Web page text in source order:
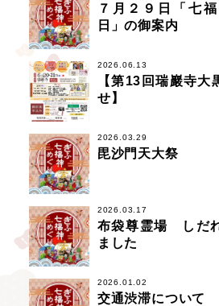
７月２９日「七
日」の御案内
2026.06.13
【第13回瑞巖寺大
せ】
2026.03.29
毘沙門天大祭
2026.03.17
布袋尊霊場 しだ
ました
2026.01.02
交通渋滞について